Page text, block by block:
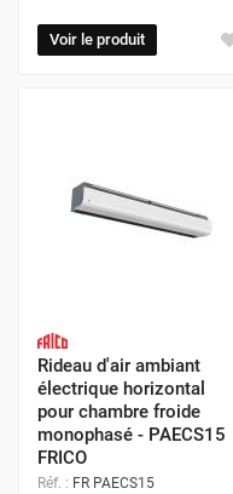
Voir le produit
Rideau d'air ambiant
électrique horizontal
pour chambre froide
monophasé - PAECS15
FRICO
Réf. : FR PAECS15